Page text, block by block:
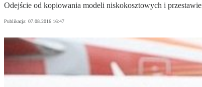
Odejście od kopiowania modeli niskokosztowych i
Publikacja: 07.08.2016 16:47